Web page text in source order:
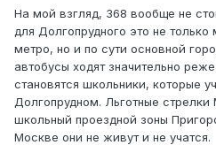
На мой взгляд, 368 вообще не
для Долгопрудного это не
метро, но и по сути основной
автобусы ходят значительно
становятся школьники, которые
Долгопрудном. Льготные стрелки
школьный проездной зоны
Москве они не живут и не учатся.